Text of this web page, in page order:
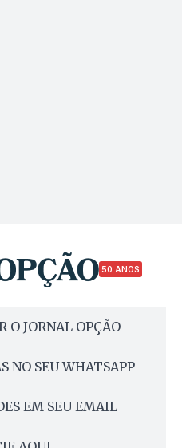
50 ANOS
O JORNAL OPÇÃO
NO SEU WHATSAPP
EM SEU EMAIL